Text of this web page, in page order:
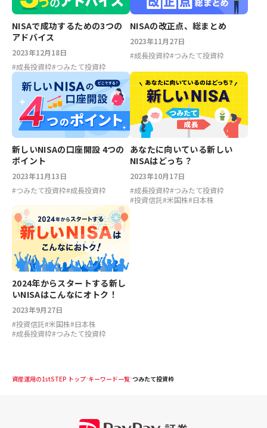
NISAで成功するための3つの
アドバイス
2023年12月18日
#成長投資枠#つみたて投資枠
NISAの改正点、総まとめ
2023年11月27日
#成長投資枠#つみたて投資枠
新しいNISAの口座開設 4つの
ポイント
2023年11月13日
#つみたて投資枠#成長投資枠
あなたに向いている新しい
NISAはどっち？
2023年10月17日
#成長投資枠#つみたて投資枠
#投資信託#米国株#日本株
2024年からスタートする新し
いNISAはこんなにオトク！
2023年9月27日
#投資信託#米国株#日本株
#成長投資枠#つみたて投資枠
資産運用の1stSTEP トップ キーワード一覧 つみたて投資枠